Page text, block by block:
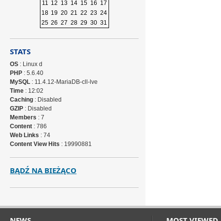
11 12 13 14 15 16 17
18 19 20 21 22 23 24
25 26 27 28 29 30 31
STATS
OS : Linux d
PHP : 5.6.40
MySQL : 11.4.12-MariaDB-cll-lve
Time : 12:02
Caching : Disabled
GZIP : Disabled
Members : 7
Content : 786
Web Links : 74
Content View Hits : 19990881
BĄDŹ NA BIEŻĄCO